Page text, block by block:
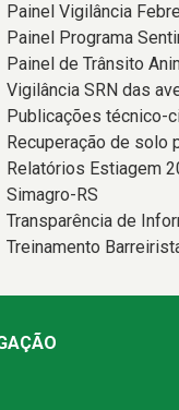
Painel Vigilância
Painel Programa
Painel de Trânsito
Vigilância SRN das
Publicações técnico-
Recuperação de solo
Relatórios Estiagem
Simagro-RS
Transparência de
Treinamento